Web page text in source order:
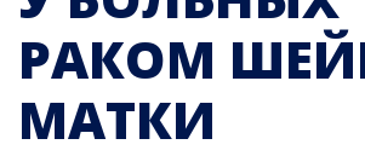
РАКОМ
МАТКИ